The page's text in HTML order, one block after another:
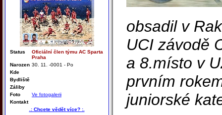
Status
Oficiální člen týmu AC Sparta
Praha
Narozen 30. 11. -0001 - Po
Kde
Bydliště
Záliby
Foto
Ve fotogalerii
Kontakt
.: Chcete vědět více? :.
obsadil v
UCI závodě
a 8.místo v
prvním
juniorské